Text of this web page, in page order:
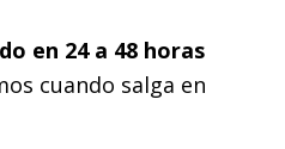
en 24 a 48 horas
cuando salga en